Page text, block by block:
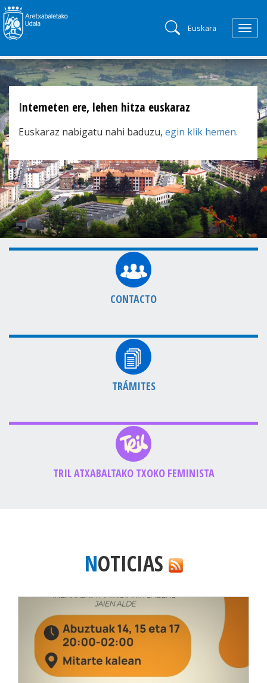
Euskara
Interneten ere, lehen hitza euskaraz
Euskaraz nabigatu nahi baduzu, egin klik hemen.
CONTACTO
TRÁMITES
TRIL ATXABALTAKO TXOKO FEMINISTA
NOTICIAS